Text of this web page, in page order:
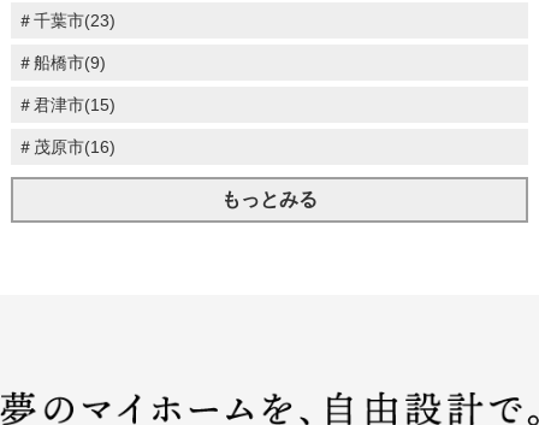
＃千葉市(23)
＃船橋市(9)
＃君津市(15)
＃茂原市(16)
もっとみる